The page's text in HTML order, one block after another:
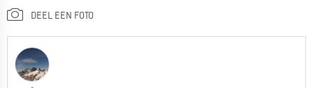
DEEL EEN FOTO